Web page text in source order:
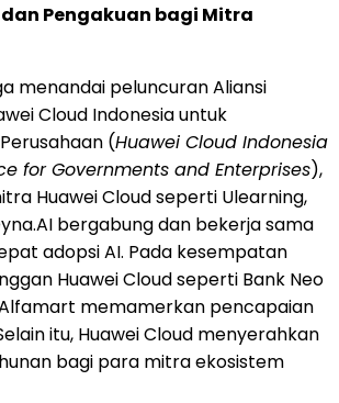
dan Pengakuan bagi Mitra
menandai peluncuran Aliansi
Cloud Indonesia untuk
(Huawei Cloud Indonesia
for Governments and Enterprises),
Huawei Cloudseperti Ulearning,
bergabung dan bekerja sama
adopsi AI. Pada kesempatan
Huawei Cloudseperti Bank Neo
memamerkan pencapaian
itu, Huawei Cloud menyerahkan
bagi para mitra ekosistem